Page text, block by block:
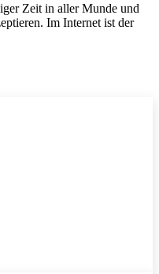
Zeit in aller Munde und
Im Internet ist der